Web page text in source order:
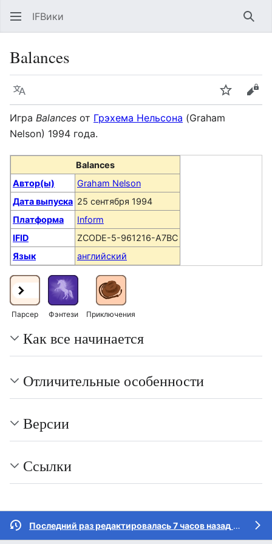
IFВики
Balances
Язык Следить
Игра Balances от Грэхема Нельсона (Graham
Nelson) 1994 года.
Balances
Автор(ы)
Graham Nelson
Дата выпуска 25 сентября 1994
Платформа
Inform
IFID
ZCODE-5-961216-A7BC
Язык
английский
Парсер Фэнтези Приключения
Как все начинается
Отличительные особенности
Версии
Ссылки
Последний раз редактировалась 7 часов назад